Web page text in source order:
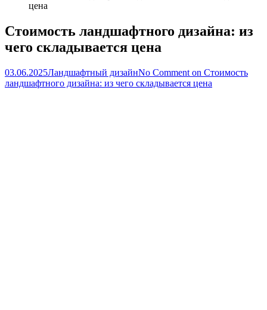
цена
Стоимость ландшафтного дизайна: из
чего складывается цена
03.06.2025Ландшафтный дизайнNo Comment on Стоимость
ландшафтного дизайна: из чего складывается цена